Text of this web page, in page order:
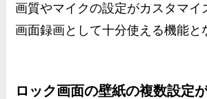
画質やマイクの設定がカスタマイ
画面録画として十分使える機能と
ロック画面の壁紙の複数設定